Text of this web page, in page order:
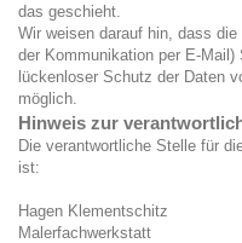
das geschieht.
Wir weisen darauf hin, dass
der Kommunikation per E-
lückenloser Schutz der Daten
möglich.
Hinweis zur
Die verantwortliche Stelle für
ist:
Hagen Klementschitz
Malerfachwerkstatt